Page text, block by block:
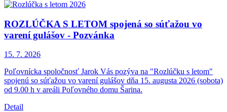
ROZLÚČKA S LETOM spojená so súťažou vo
varení gulášov - Pozvánka
15. 7. 2026
Poľovnícka spoločnosť Jarok Vás pozýva na "Rozlúčku s letom"
spojenú so súťažou vo varení gulášov dňa 15. augusta 2026 (sobota)
od 9.00 h v areáli Poľovného domu Šarina.
Detail